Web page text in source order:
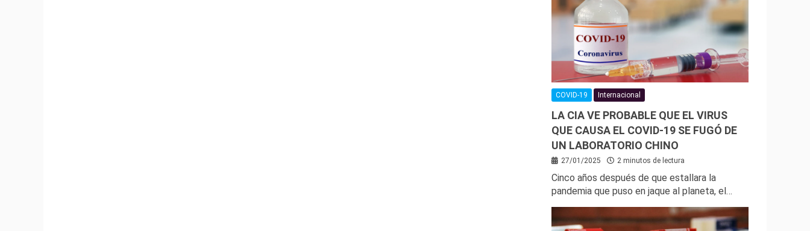
COVID-19 Internacional
LA CIA VE PROBABLE QUE EL VIRUS
QUE CAUSA EL COVID-19 SE FUGÓ DE
UN LABORATORIO CHINO
27/01/2025 2 minutos de lectura
Cinco años después de que estallara la
pandemia que puso en jaque al planeta, el…